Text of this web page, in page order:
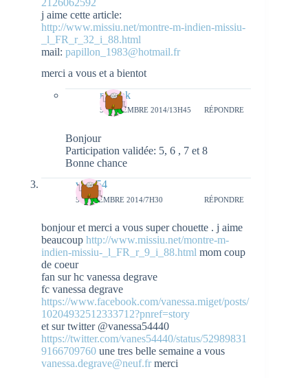
2126062592
j aime cette article:
http://www.missiu.net/montre-m-indien-missiu-
_l_FR_r_32_i_88.html
mail: papillon_1983@hotmail.fr
merci a vous et a bientot
natieak
5 NOVEMBRE 2014/13H45 RÉPONDRE
Bonjour
Participation validée: 5, 6 , 7 et 8
Bonne chance
vava54
5 NOVEMBRE 2014/7H30 RÉPONDRE
bonjour et merci a vous super chouette . j aime
beaucoup http://www.missiu.net/montre-m-
indien-missiu-_l_FR_r_9_i_88.html mom coup
de coeur
fan sur hc vanessa degrave
fc vanessa degrave
https://www.facebook.com/vanessa.miget/posts/
10204932512333712?pnref=story
et sur twitter @vanessa54440
https://twitter.com/vanes54440/status/52989831
9166709760 une tres belle semaine a vous
vanessa.degrave@neuf.fr merci